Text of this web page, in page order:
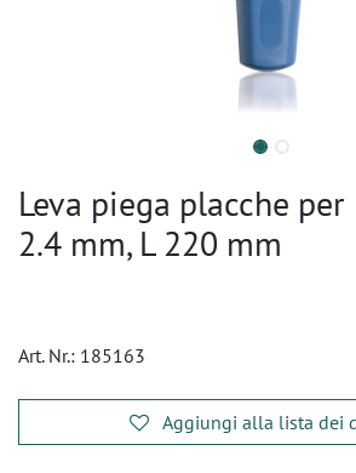
Leva piega placche
2.4 mm, L 220 mm
Art. Nr.: 185163
Aggiungi alla lista dei